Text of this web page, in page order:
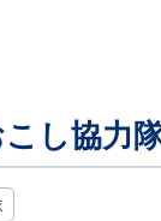
こし協力